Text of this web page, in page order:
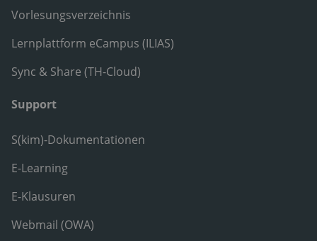
Vorlesungsverzeichnis
Lernplattform eCampus (ILIAS)
Sync & Share (TH-Cloud)
Support
S(kim)-Dokumentationen
E-Learning
E-Klausuren
Webmail (OWA)